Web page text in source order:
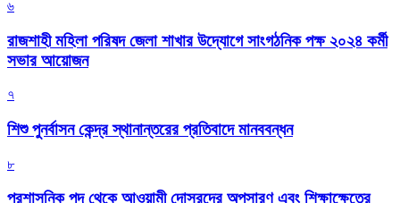
৬
রাজশাহী মহিলা পরিষদ জেলা শাখার উদ্যোগে সাংগঠনিক পক্ষ ২০২৪ কর্মী
সভার আয়োজন
৭
শিশু পুনর্বাসন কেন্দ্র স্থানান্তরের প্রতিবাদে মানববন্ধন
৮
প্রশাসনিক পদ থেকে আওয়ামী দোসরদের অপসারণ এবং শিক্ষাক্ষেত্রে